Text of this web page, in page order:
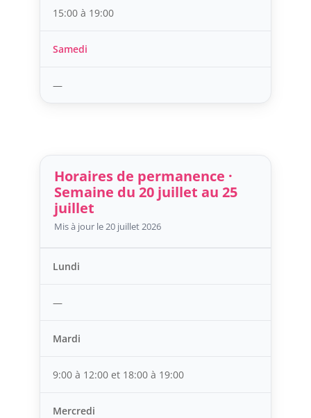
15:00 à 19:00
Samedi
—
Horaires de permanence ·
Semaine du 20 juillet au 25
juillet
Mis à jour le 20 juillet 2026
Lundi
—
Mardi
9:00 à 12:00 et 18:00 à 19:00
Mercredi